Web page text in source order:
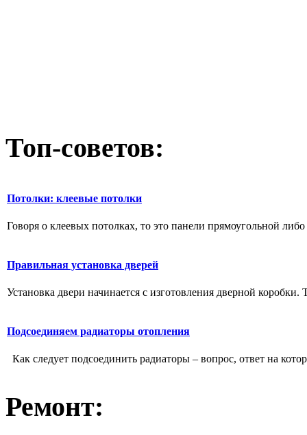
Топ-советов:
Потолки: клеевые потолки
Говоря о клеевых потолках, то это панели прямоугольной
Правильная установка дверей
Установка двери начинается с изготовления дверной коробки.
Подсоединяем радиаторы отопления
Как следует подсоединить радиаторы – вопрос, ответ на
Ремонт: